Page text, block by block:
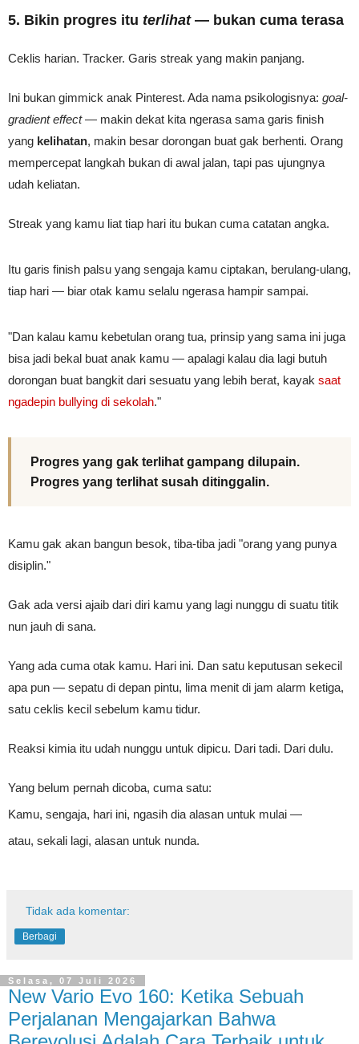
5. Bikin progres itu terlihat— bukan cuma terasa
Ceklis harian. Tracker. Garis streak yang makin panjang.
Ini bukan gimmick anak Pinterest. Ada nama psikologisnya: goal-
gradient effect— makin dekat kita ngerasa sama garis finish
yang kelihatan, makin besar dorongan buat gak berhenti. Orang
mempercepat langkah bukan di awal jalan, tapi pas ujungnya
udah keliatan.
Streak yang kamu liat tiap hari itu bukan cuma catatan angka.
Itu garis finish palsu yang sengaja kamu ciptakan, berulang-ulang,
tiap hari — biar otak kamu selalu ngerasa hampir sampai.
"Dan kalau kamu kebetulan orang tua, prinsip yang sama ini juga
bisa jadi bekal buat anak kamu — apalagi kalau dia lagi butuh
dorongan buat bangkit dari sesuatu yang lebih berat, kayak saat
ngadepin bullying di sekolah."
Progres yang gak terlihat gampang dilupain.
Progres yang terlihat susah ditinggalin.
Kamu gak akan bangun besok, tiba-tiba jadi "orang yang punya
disiplin."
Gak ada versi ajaib dari diri kamu yang lagi nunggu di suatu titik
nun jauh di sana.
Yang ada cuma otak kamu. Hari ini. Dan satu keputusan sekecil
apa pun — sepatu di depan pintu, lima menit di jam alarm ketiga,
satu ceklis kecil sebelum kamu tidur.
Reaksi kimia itu udah nunggu untuk dipicu. Dari tadi. Dari dulu.
Yang belum pernah dicoba, cuma satu:
Kamu, sengaja, hari ini, ngasih dia alasan untuk mulai —
atau, sekali lagi, alasan untuk nunda.
Tidak ada komentar:
Berbagi
Selasa, 07 Juli 2026
New Vario Evo 160: Ketika Sebuah
Perjalanan Mengajarkan Bahwa